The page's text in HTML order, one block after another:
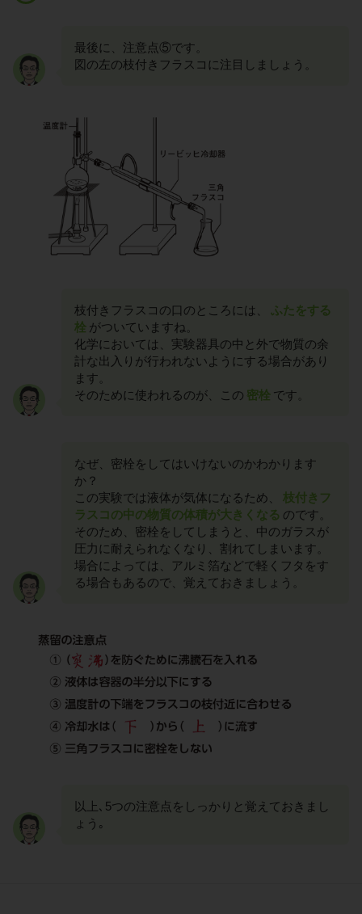
最後に、注意点⑤です。
図の左の枝付きフラスコに注目しましょう。
枝付きフラスコの口のところには、
ふたをする
栓 がついていますね。
化学においては、実験器具の中と外で物質の余
計な出入りが行われないようにする場合があり
ます。
そのために使われるのが、この 密栓 です。
なぜ、密栓をしてはいけないのかわかります
か？
この実験では液体が気体になるため、
枝付きフ
ラスコの中の物質の体積が大きくなる のです。
そのため、密栓をしてしまうと、中のガラスが
圧力に耐えられなくなり、割れてしまいます。
場合によっては、アルミ箔などで軽くフタをす
る場合もあるので、覚えておきましょう。
以上､5つの注意点をしっかりと覚えておきまし
ょう｡